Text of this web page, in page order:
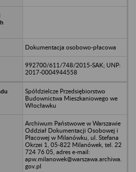
Dokumentacja osobowo-płacowa
992700/611/748/2015-SAK; UNP:
2017-0004944558
Spółdzielcze Przedsiębiorstwo
Budownictwa Mieszkaniowego we
Włocławku
Archiwum Państwowe w Warszawie
Oddział Dokumentacji Osobowej i
Płacowej w Milanówku, ul. Stefana
Okrzei 1, 05-822 Milanówek, tel. 22
724 76 05, adres e-mail:
apw.milanowek@warszawa.archiwa.
gov.pl